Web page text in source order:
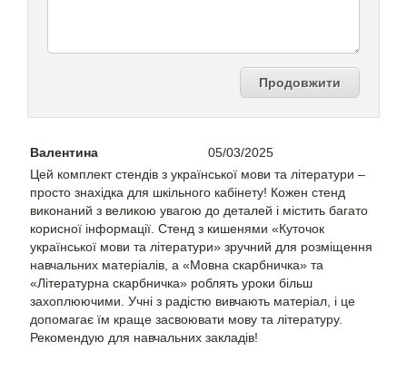
Продовжити
Валентина
05/03/2025
Цей комплект стендів з української мови та літератури –
просто знахідка для шкільного кабінету! Кожен стенд
виконаний з великою увагою до деталей і містить багато
корисної інформації. Стенд з кишенями «Куточок
української мови та літератури» зручний для розміщення
навчальних матеріалів, а «Мовна скарбничка» та
«Літературна скарбничка» роблять уроки більш
захоплюючими. Учні з радістю вивчають матеріал, і це
допомагає їм краще засвоювати мову та літературу.
Рекомендую для навчальних закладів!